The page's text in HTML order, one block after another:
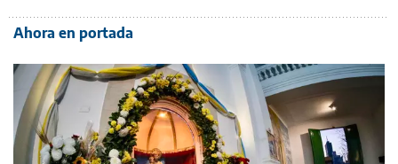
Ahora en portada